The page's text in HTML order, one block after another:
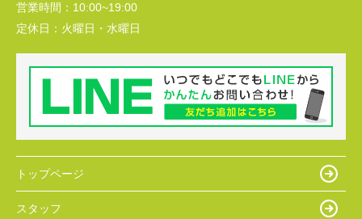
営業時間： 10:00~19:00
定休日： 火曜日・水曜日
トップページ
スタッフ